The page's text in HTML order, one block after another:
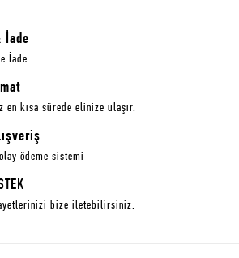
İade
İade
en kısa sürede elinize ulaşır.
ödeme sistemi
bize iletebilirsiniz.